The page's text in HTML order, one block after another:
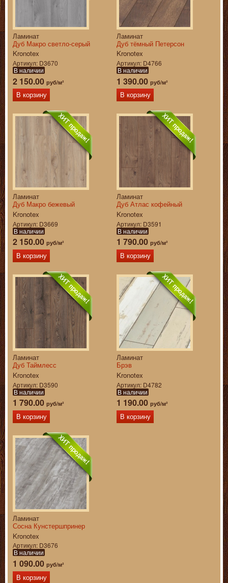
Ламинат
Дуб Макро светло-серый
Kronotex
Артикул D3670
В наличии
2 150.00 руб/м²
В корзину
Ламинат
Дуб тёмный Петерсон
Kronotex
Артикул D4766
В наличии
1 390.00 руб/м²
В корзину
Ламинат
Дуб Макро бежевый
Kronotex
Артикул D3669
В наличии
2 150.00 руб/м²
В корзину
Ламинат
Дуб Атлас кофейный
Kronotex
Артикул D3591
В наличии
1 790.00 руб/м²
В корзину
Ламинат
Дуб Таймлесс
Kronotex
Артикул D3590
В наличии
1 790.00 руб/м²
В корзину
Ламинат
Брэв
Kronotex
Артикул D4782
В наличии
1 190.00 руб/м²
В корзину
Ламинат
Сосна Кунстершпринер
Kronotex
Артикул D3676
В наличии
1 090.00 руб/м²
В корзину